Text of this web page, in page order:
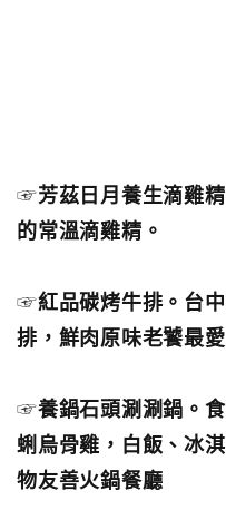
☞芳茲日月養生滴雞
的常溫滴雞精。
☞紅品碳烤牛排。台
排，鮮肉原味老饕最
☞養鍋石頭涮涮鍋。
蜊烏骨雞，白飯、冰
物友善火鍋餐廳